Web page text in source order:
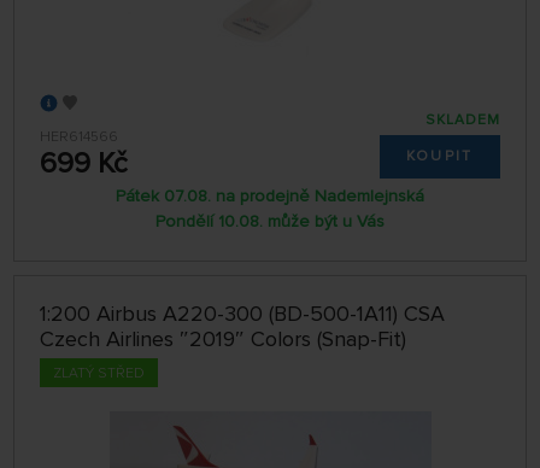
HER614566
699 Kč
SKLADEM
KOUPIT
Pátek 07.08. na prodejně Nademlejnská
Pondělí 10.08. může být u Vás
1:200 Airbus A220-300 (BD-500-1A11) CSA
Czech Airlines ″2019″ Colors (Snap-Fit)
ZLATÝ STŘED